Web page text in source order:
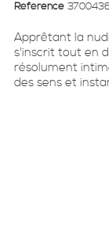
Référence
Apprêtant la
s'inscrit tout en
résolument
des sens et